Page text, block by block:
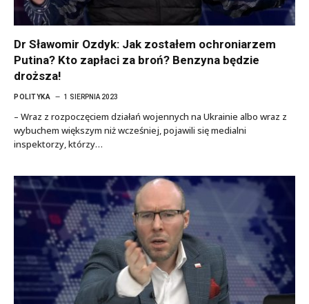
Dr Sławomir Ozdyk: Jak zostałem ochroniarzem
Putina? Kto zapłaci za broń? Benzyna będzie
droższa!
POLITYKA 1 SIERPNIA 2023
– Wraz z rozpoczęciem działań wojennych na Ukrainie albo wraz z
wybuchem większym niż wcześniej, pojawili się medialni
inspektorzy, którzy…